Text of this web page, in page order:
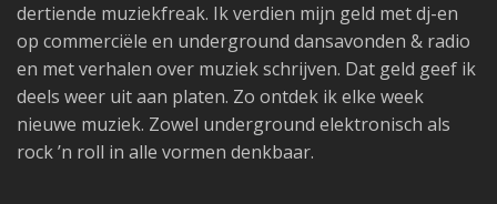
dertiende muziekfreak. Ik verdien mijn geld met dj-en
op commerciële en underground dansavonden & radio
en met verhalen over muziek schrijven. Dat geld geef ik
deels weer uit aan platen. Zo ontdek ik elke week
nieuwe muziek. Zowel underground elektronisch als
rock ’n roll in alle vormen denkbaar.